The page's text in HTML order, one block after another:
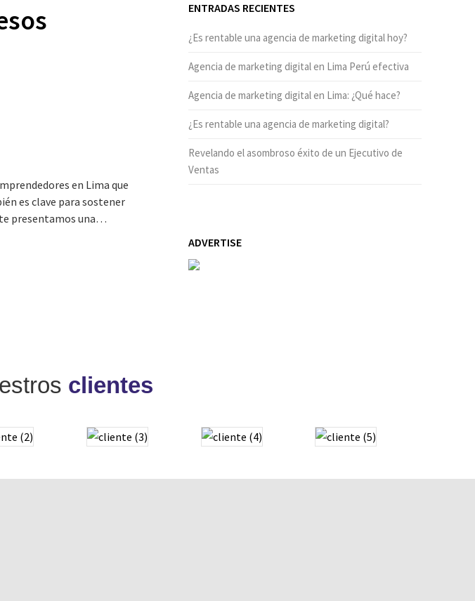
en Lima que
es clave para sostener
te presentamos una…
ENTRADAS RECIENTES
¿Es rentable una agencia de marketing digital hoy?
Agencia de marketing digital en Lima Perú efectiva
Agencia de marketing digital en Lima: ¿Qué hace?
¿Es rentable una agencia de marketing digital?
Revelando el asombroso éxito de un Ejecutivo de
Ventas
ADVERTISE
clientes